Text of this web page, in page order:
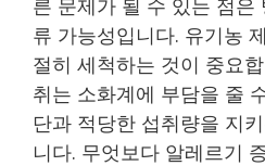
른 문제가 될 수 있는 점은
류 가능성입니다. 유기농
절히 세척하는 것이 중요
취는 소화계에 부담을 줄
단과 적당한 섭취량을 지
니다. 무엇보다 알레르기